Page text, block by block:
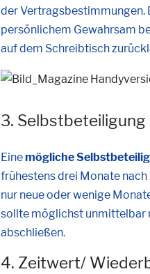
der Vertragsbestimmungen.
persönlichem Gewahrsam
auf dem Schreibtisch
3. Selbstbeteiligung
Einemögliche
frühestens drei Monate
nur neue oder wenige
sollte möglichst unmittelbar
abschließen.
4. Zeitwert/